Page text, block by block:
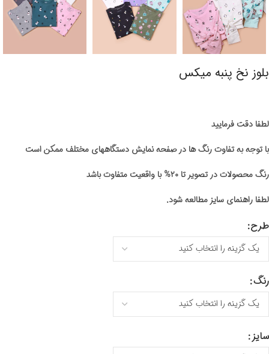
بلوز نخ پنبه میکس
لطفا دقت فرمایید
با توجه به تفاوت رنگ ها در صفحه نمایش دستگاههای مختلف ممکن است
رنگ محصولات در تصویر تا ۲۰% با واقعیت متفاوت باشد
لطفا راهنمای سایز مطالعه شود.
طرح
رنگ
سایز